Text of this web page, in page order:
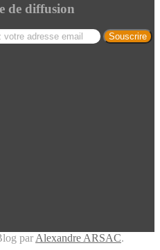
de diffusion
par Alexandre ARSAC.